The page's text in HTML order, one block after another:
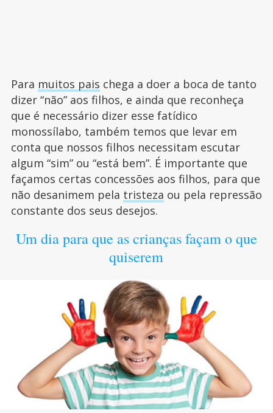
Para muitos pais chega a doer a boca de tanto
dizer “não” aos filhos, e ainda que reconheça
que é necessário dizer esse fatídico
monossílabo, também temos que levar em
conta que nossos filhos necessitam escutar
algum “sim” ou “está bem”. É importante que
façamos certas concessões aos filhos, para que
não desanimem pela tristeza ou pela repressão
constante dos seus desejos.
Um dia para que as crianças façam o que
quiserem